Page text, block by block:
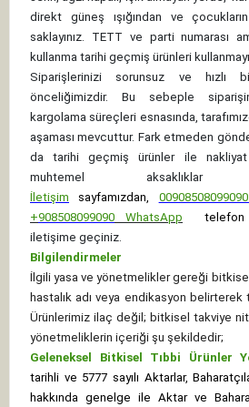
direkt güneş ışığından ve
saklayınız. TETT ve parti numarası
kullanma tarihi geçmiş ürünleri
Siparişlerinizi sorunsuz ve hızlı
önceliğimizdir. Bu sebeple
kargolama süreçleri esnasında,
aşaması mevcuttur. Fark etmeden
da tarihi geçmiş ürünler ile nakliyat
muhtemel
İletişim
sayfamızdan,
+908508099090 WhatsApp telefon
iletişime geçiniz.
Bilgilendirmeler
İlgili yasa ve yönetmelikler gereği
hastalık adı veya endikasyon belirterek
Ürünlerimiz ilaç değil; bitkisel takviye
yönetmeliklerin içeriği şu şekildedir;
Geleneksel Bitkisel Tıbbi Ürünler
tarihli ve 5777 sayılı Aktarlar,
hakkında genelge ile Aktar ve